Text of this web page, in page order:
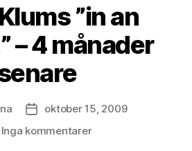
”in an
– 4 månader
Inläggsdatum
oktober 15, 2009
Inga kommentarertill